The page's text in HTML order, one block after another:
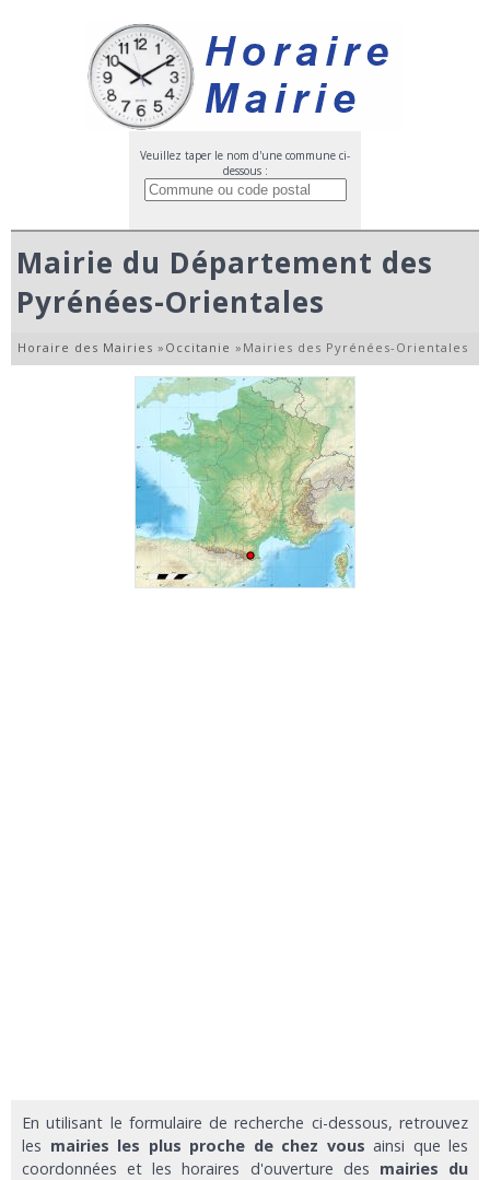
Veuillez taper le nom d'une commune ci-
dessous :
Mairie du Département des
Pyrénées-Orientales
Horaire des Mairies » Occitanie » Mairies des Pyrénées-Orientales
En utilisant le formulaire de recherche ci-dessous, retrouvez
les mairies les plus proche de chez vous ainsi que les
coordonnées et les horaires d'ouverture des mairies du